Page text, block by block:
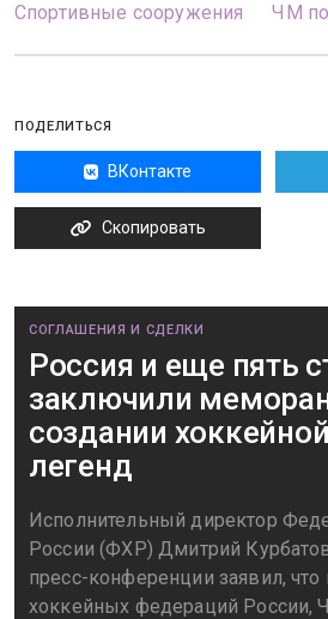
Спортивные сооружения ЧМ по
ПОДЕЛИТЬСЯ
ВКонтакте
Скопировать
СОГЛАШЕНИЯ И СДЕЛКИ
Россия и еще пять
заключили
создании
легенд
Исполнительный директор
России (ФХР) Дмитрий
пресс-конференции заявил, что
хоккейных федераций России,